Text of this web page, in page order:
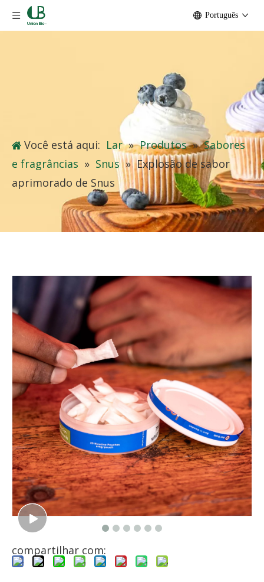
Português
Você está aqui: Lar » Produtos » Sabores
e fragrâncias » Snus » Explosão de sabor
aprimorado de Snus
compartilhar com: